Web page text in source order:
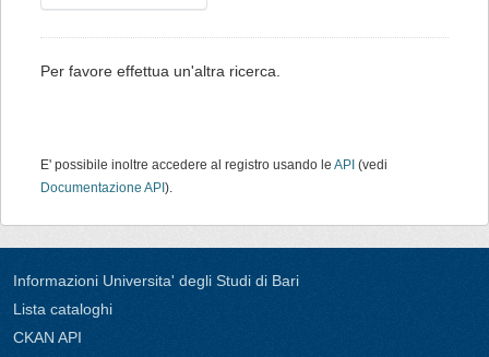
Per favore effettua un'altra ricerca.
E' possibile inoltre accedere al registro usando le API (vedi
Documentazione API ).
Informazioni Universita' degli Studi di Bari
Lista cataloghi
CKAN API